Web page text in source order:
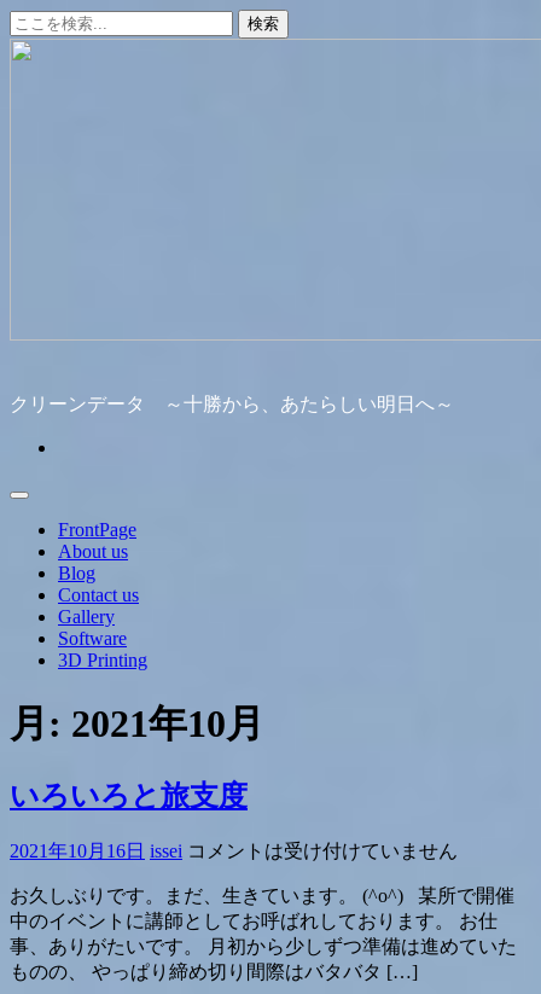
コ
ン
クリーンデータ ～十勝から、あたらしい明日へ～
FrontPage
About us
Blog
Contact us
Gallery
Software
3D Printing
月: 2021年10月
いろいろと旅支度
2021年10月16日 issei コメントは受け付けていません
お久しぶりです。まだ、生きています。 (^o^) 某所で開催
中のイベントに講師としてお呼ばれしております。 お仕
事、ありがたいです。 月初から少しずつ準備は進めていた
ものの、 やっぱり締め切り間際はバタバタ […]